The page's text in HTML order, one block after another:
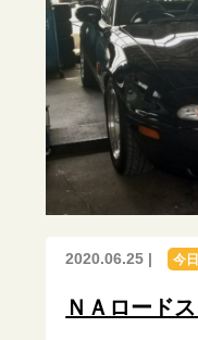
2020.06.25 | 今
ＮＡロード